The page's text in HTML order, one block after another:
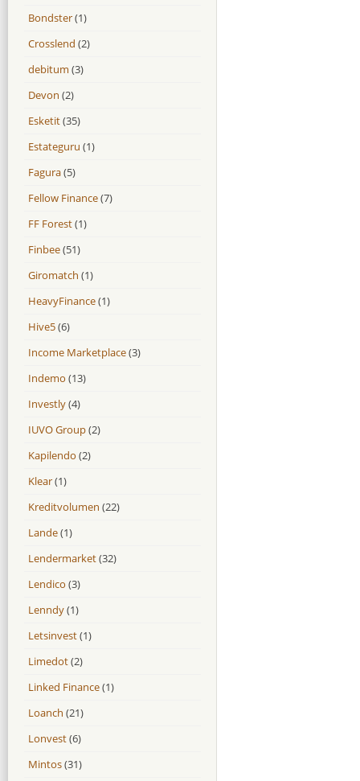
Bondster(1)
Crosslend (2)
debitum (3)
Devon (2)
Esketit(35)
Estateguru (1)
Fagura(5)
Fellow Finance(7)
FF Forest(1)
Finbee(51)
Giromatch (1)
HeavyFinance(1)
Hive5(6)
Income Marketplace(3)
Indemo (13)
Investly(4)
IUVO Group(2)
Kapilendo (2)
Klear(1)
Kreditvolumen (22)
Lande(1)
Lendermarket(32)
Lendico (3)
Lenndy(1)
Letsinvest(1)
Limedot(2)
Linked Finance(1)
Loanch (21)
Lonvest(6)
Mintos(31)